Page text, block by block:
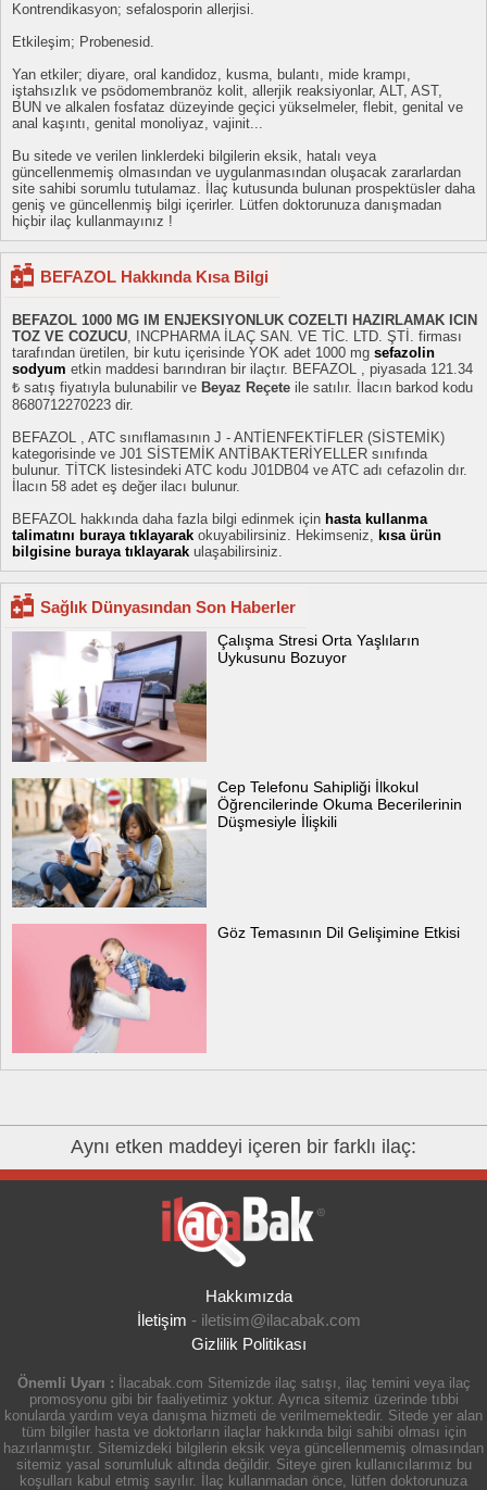
Kontrendikasyon; sefalosporin allerjisi.
Etkileşim; Probenesid.
Yan etkiler; diyare, oral kandidoz, kusma, bulantı, mide krampı,
iştahsızlık ve psödomembranöz kolit, allerjik reaksiyonlar, ALT, AST,
BUN ve alkalen fosfataz düzeyinde geçici yükselmeler, flebit, genital ve
anal kaşıntı, genital monoliyaz, vajinit...
Bu sitede ve verilen linklerdeki bilgilerin eksik, hatalı veya
güncellenmemiş olmasından ve uygulanmasından oluşacak zararlardan
site sahibi sorumlu tutulamaz. İlaç kutusunda bulunan prospektüsler daha
geniş ve güncellenmiş bilgi içerirler. Lütfen doktorunuza danışmadan
hiçbir ilaç kullanmayınız !
BEFAZOL Hakkında Kısa Bilgi
BEFAZOL 1000 MG IM ENJEKSIYONLUK COZELTI HAZIRLAMAK ICIN
TOZ VE COZUCU, INCPHARMA İLAÇ SAN. VE TİC. LTD. ŞTİ. firması
tarafından üretilen, bir kutu içerisinde YOK adet 1000 mg sefazolin
sodyum etkin maddesi barındıran bir ilaçtır. BEFAZOL , piyasada 121.34
₺ satış fiyatıyla bulunabilir ve Beyaz Reçete ile satılır. İlacın barkod kodu
8680712270223 dir.
BEFAZOL , ATC sınıflamasının J - ANTİENFEKTİFLER (SİSTEMİK)
kategorisinde ve J01 SİSTEMİK ANTİBAKTERİYELLER sınıfında
bulunur. TİTCK listesindeki ATC kodu J01DB04 ve ATC adı cefazolin dır.
İlacın 58 adet eş değer ilacı bulunur.
BEFAZOL hakkında daha fazla bilgi edinmek için hasta kullanma
talimatını buraya tıklayarak okuyabilirsiniz. Hekimseniz, kısa ürün
bilgisine buraya tıklayarak ulaşabilirsiniz.
Sağlık Dünyasından Son Haberler
Çalışma Stresi Orta Yaşlıların
Uykusunu Bozuyor
Cep Telefonu Sahipliği İlkokul
Öğrencilerinde Okuma Becerilerinin
Düşmesiyle İlişkili
Göz Temasının Dil Gelişimine Etkisi
Aynı etken maddeyi içeren bir farklı ilaç:
Hakkımızda
İletişim - iletisim@ilacabak.com
Gizlilik Politikası
Önemli Uyarı : İlacabak.com Sitemizde ilaç satışı, ilaç temini veya ilaç
promosyonu gibi bir faaliyetimiz yoktur. Ayrıca sitemiz üzerinde tıbbi
konularda yardım veya danışma hizmeti de verilmemektedir. Sitede yer alan
tüm bilgiler hasta ve doktorların ilaçlar hakkında bilgi sahibi olması için
hazırlanmıştır. Sitemizdeki bilgilerin eksik veya güncellenmemiş olmasından
sitemiz yasal sorumluluk altında değildir. Siteye giren kullanıcılarımız bu
koşulları kabul etmiş sayılır. İlaç kullanmadan önce, lütfen doktorunuza